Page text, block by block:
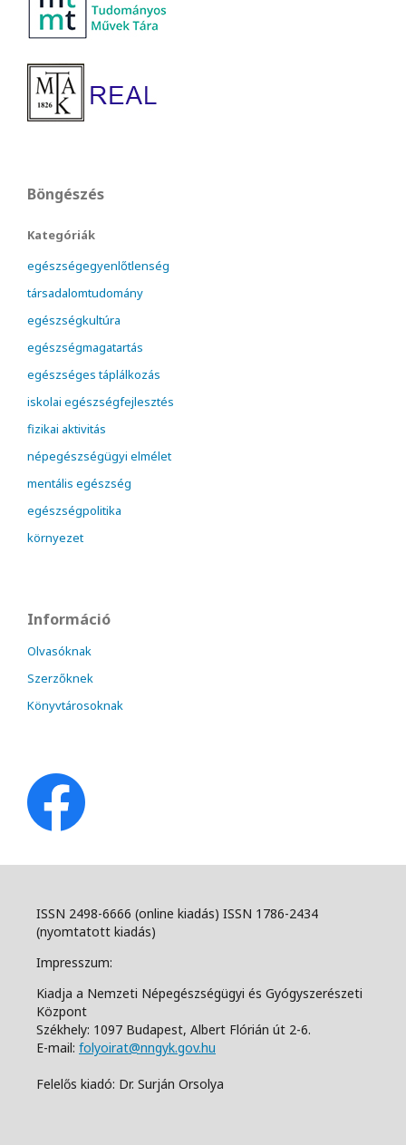
Böngészés
Kategóriák
egészségegyenlőtlenség
társadalomtudomány
egészségkultúra
egészségmagatartás
egészséges táplálkozás
iskolai egészségfejlesztés
fizikai aktivitás
népegészségügyi elmélet
mentális egészség
egészségpolitika
környezet
Információ
Olvasóknak
Szerzőknek
Könyvtárosoknak
ISSN 2498-6666 (online kiadás) ISSN 1786-2434
(nyomtatott kiadás)
Impresszum:
Kiadja a Nemzeti Népegészségügyi és Gyógyszerészeti
Központ
Székhely: 1097 Budapest, Albert Flórián út 2-6.
E-mail: folyoirat@nngyk.gov.hu
Felelős kiadó: Dr. Surján Orsolya